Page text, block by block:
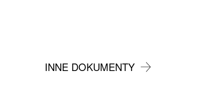
INNE DOKUMENTY